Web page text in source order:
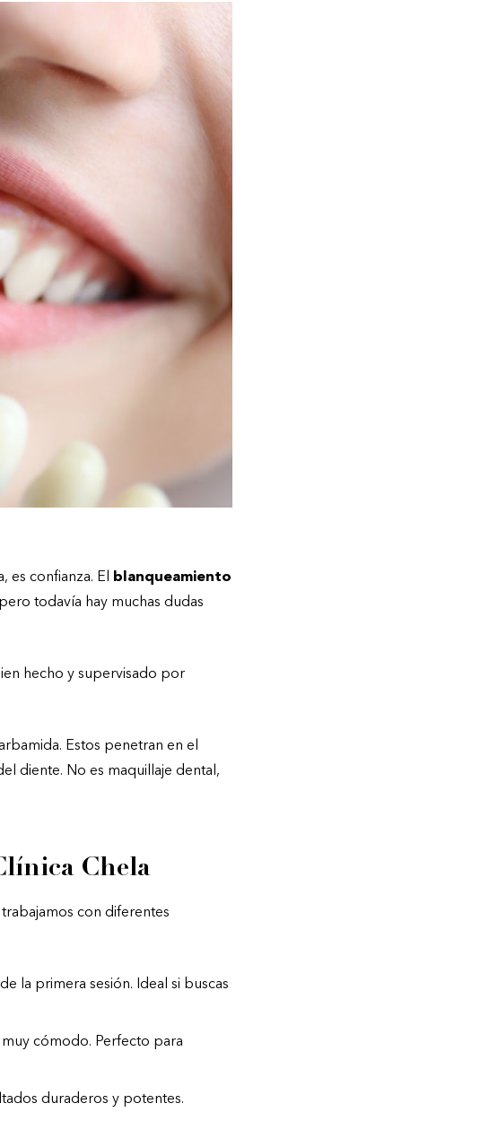
es confianza. El
blanqueamiento
todavía hay muchas dudas
hecho y supervisado por
Estos penetran en el
diente. No es maquillaje dental,
Chela
con diferentes
la primera sesión. Ideal si buscas
cómodo. Perfecto para
duraderos y potentes.